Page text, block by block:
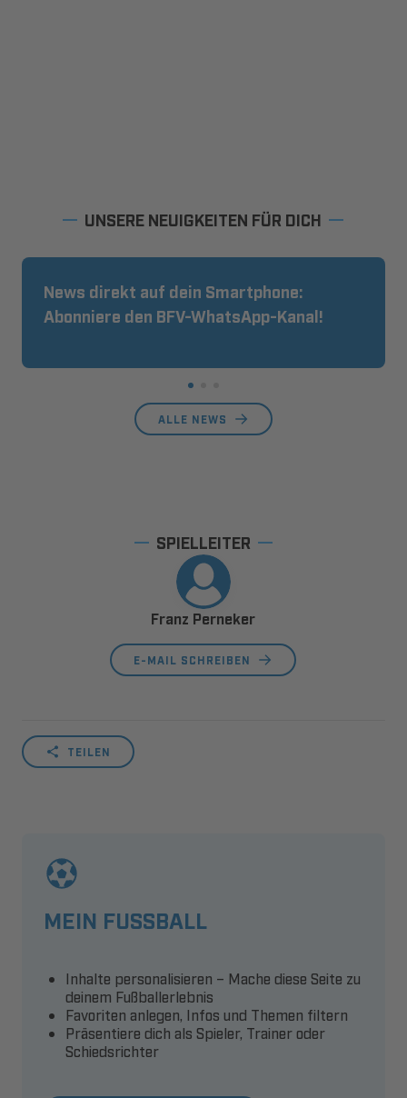
UNSERE NEUIGKEITEN FÜR DICH
News direkt auf dein Smartphone:
Abonniere den BFV-WhatsApp-Kanal!
ALLE NEWS
SPIELLEITER
Franz Perneker
E-MAIL SCHREIBEN
TEILEN
MEIN FUSSBALL
Inhalte personalisieren – Mache diese Seite zu
deinem Fußballerlebnis
Favoriten anlegen, Infos und Themen filtern
Präsentiere dich als Spieler, Trainer oder
Schiedsrichter